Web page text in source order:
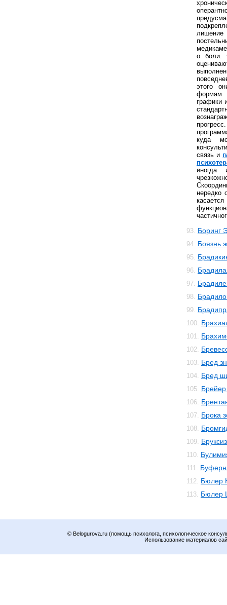
о боли.
этого
формам
графики
куда
связь и
иногда
нередко
93. Боринг
94. Боязнь
95.
96.
97.
98.
99.
100.
101.
102.
103. Бред
104. Бред
105.
106.
107. Брока
108.
109.
110.
111.
112. Бюлер
113. Бюлер
© Belogurova.ru (помощь психолога, психологическое
Использование материалов